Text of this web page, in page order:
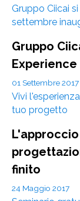
Gruppo Ciicai
settembre
Gruppo
Experience
01 Settembre 2017
Vivi
tuo progetto
finito
24 Maggio 2017